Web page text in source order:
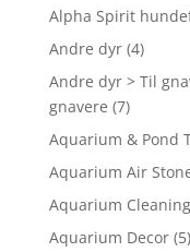
Alpha Spirit
Andre dyr (4)
Andre dyr > Til
gnavere (7)
Aquarium & Pond
Aquarium Air
Aquarium
Aquarium Decor (5)